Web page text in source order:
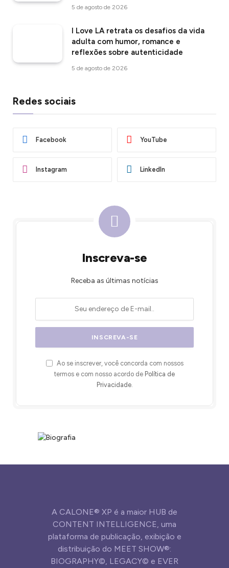
5 de agosto de 2026
I Love LA retrata os desafios da vida
adulta com humor, romance e
reflexões sobre autenticidade
5 de agosto de 2026
Redes sociais
Facebook YouTube
Instagram LinkedIn
Inscreva-se
Receba as últimas notícias
Ao se inscrever, você concorda com nossos
termos e com nosso acordo de Política de
Privacidade.
A CALONE® XP é a maior HUB de
CONTENT INTELLIGENCE, uma
plataforma de publicação, exibição e
distribuição do MEET SHOW®:
BIOGRAPHY©, LEGACY© e EVER